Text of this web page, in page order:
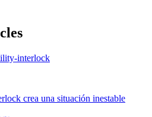
crea una situación inestable